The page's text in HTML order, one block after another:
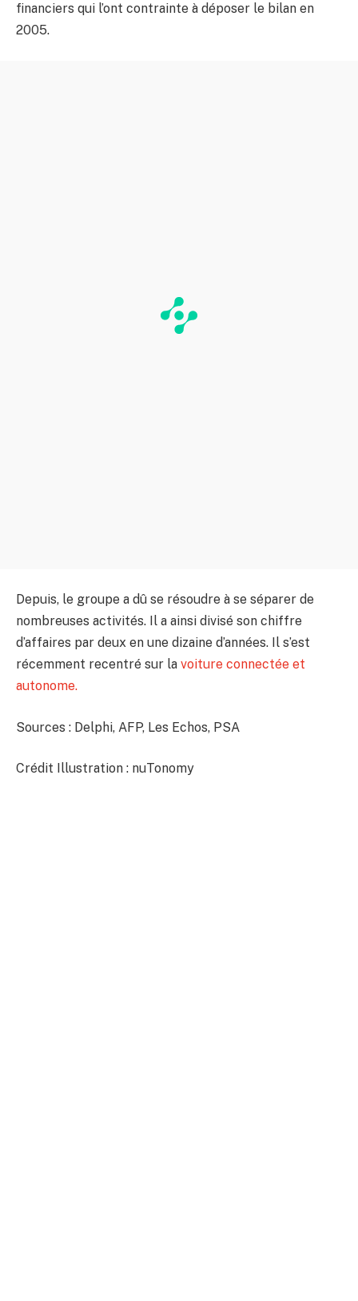
financiers qui l’ont contrainte à déposer le bilan en
2005.
Depuis, le groupe a dû se résoudre à se séparer de
nombreuses activités. Il a ainsi divisé son chiffre
d’affaires par deux en une dizaine d’années. Il s’est
récemment recentré sur la voiture connectée et
autonome.
Sources : Delphi, AFP, Les Echos, PSA
Crédit Illustration : nuTonomy